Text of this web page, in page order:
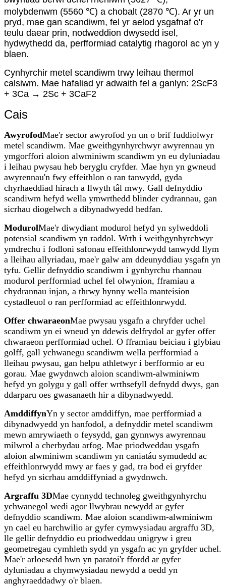
molybdenwm (5560 ℃) a chobalt (2870 ℃). Ar yr un
pryd, mae gan scandiwm, fel yr aelod ysgafnaf o'r
teulu daear prin, nodweddion dwysedd isel,
hydwythedd da, perfformiad catalytig rhagorol ac yn y
blaen.
Cynhyrchir metel scandiwm trwy leihau thermol
calsiwm. Mae hafaliad yr adwaith fel a ganlyn: 2ScF3
+ 3Ca → 2Sc + 3CaF2
Cais
AwyrofodMae'r sector awyrofod yn un o brif fuddiolwyr
metel scandiwm. Mae gweithgynhyrchwyr awyrennau yn
ymgorffori aloion alwminiwm scandiwm yn eu dyluniadau
i leihau pwysau heb beryglu cryfder. Mae hyn yn gwneud
awyrennau'n fwy effeithlon o ran tanwydd, gyda
chyrhaeddiad hirach a llwyth tâl mwy. Gall defnyddio
scandiwm hefyd wella ymwrthedd blinder cydrannau, gan
sicrhau diogelwch a dibynadwyedd hedfan.
ModurolMae'r diwydiant modurol hefyd yn sylweddoli
potensial scandiwm yn raddol. Wrth i weithgynhyrchwyr
ymdrechu i fodloni safonau effeithlonrwydd tanwydd llym
a lleihau allyriadau, mae'r galw am ddeunyddiau ysgafn yn
tyfu. Gellir defnyddio scandiwm i gynhyrchu rhannau
modurol perfformiad uchel fel olwynion, fframiau a
chydrannau injan, a thrwy hynny wella manteision
cystadleuol o ran perfformiad ac effeithlonrwydd.
Offer chwaraeonMae pwysau ysgafn a chryfder uchel
scandiwm yn ei wneud yn ddewis delfrydol ar gyfer offer
chwaraeon perfformiad uchel. O fframiau beiciau i glybiau
golff, gall ychwanegu scandiwm wella perfformiad a
lleihau pwysau, gan helpu athletwyr i berfformio ar eu
gorau. Mae gwydnwch aloion scandiwm-alwminiwm
hefyd yn golygu y gall offer wrthsefyll defnydd dwys, gan
ddarparu oes gwasanaeth hir a dibynadwyedd.
AmddiffynYn y sector amddiffyn, mae perfformiad a
dibynadwyedd yn hanfodol, a defnyddir metel scandiwm
mewn amrywiaeth o feysydd, gan gynnwys awyrennau
milwrol a cherbydau arfog. Mae priodweddau ysgafn
aloion alwminiwm scandiwm yn caniatáu symudedd ac
effeithlonrwydd mwy ar faes y gad, tra bod ei gryfder
hefyd yn sicrhau amddiffyniad a gwydnwch.
Argraffu 3DMae cynnydd technoleg gweithgynhyrchu
ychwanegol wedi agor llwybrau newydd ar gyfer
defnyddio scandiwm. Mae aloion scandiwm-alwminiwm
yn cael eu harchwilio ar gyfer cymwysiadau argraffu 3D,
lle gellir defnyddio eu priodweddau unigryw i greu
geometregau cymhleth sydd yn ysgafn ac yn gryfder uchel.
Mae'r arloesedd hwn yn paratoi'r ffordd ar gyfer
dyluniadau a chymwysiadau newydd a oedd yn
anghyraeddadwy o'r blaen.